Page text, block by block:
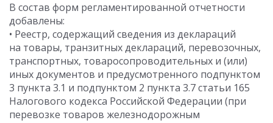
В состав форм регламентированной отчетности
добавлены:
• Реестр, содержащий сведения из деклараций
на товары, транзитных деклараций, перевозочных,
транспортных, товаросопроводительных и (или)
иных документов и предусмотренного подпунктом
3 пункта 3.1 и подпунктом 2 пункта 3.7 статьи 165
Налогового кодекса Российской Федерации (при
перевозке товаров железнодорожным